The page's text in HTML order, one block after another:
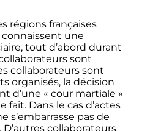
régions françaises
une
tout d’abord durant
sont
collaborateurs sont
organisés, la décision
d’une « cour martiale »
fait. Dans le cas d’actes
s’embarrasse pas de
collaborateurs